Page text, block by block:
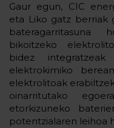
Gaur egun, CIC
eta Liko gatz berriak
bateragarritasuna
bikoitzeko
bidez
elektrokimiko
elektrolitoak
oinarritutako
etorkizuneko
potentzialaren leihoa